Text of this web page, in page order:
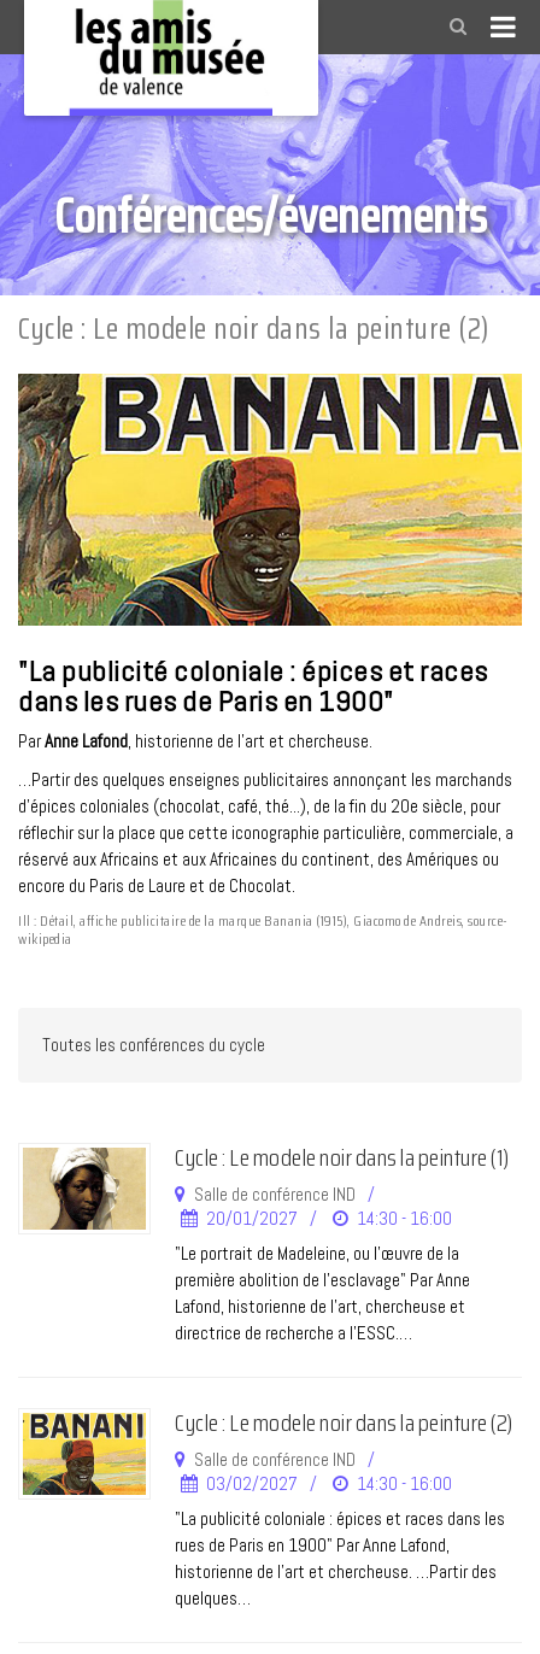
Conférences/évenements
Cycle : Le modele noir dans la peinture (2)
"La publicité coloniale : épices et races
dans les rues de Paris en 1900"
ParAnne Lafond, historienne de l’art et chercheuse.
…Partir des quelques enseignes publicitaires annonçant les marchands
d'épices coloniales (chocolat, café, thé...), de la fin du 20e siècle, pour
réflechir sur la place que cette iconographie particulière, commerciale, a
réservé aux Africains et aux Africaines du continent, des Amériques ou
encore du Paris de Laure et de Chocolat.
Ill : Détail, affiche publicitaire de la marque Banania (1915), Giacomo de Andreis, source-
wikipedia
Cycle : Le modele noir dans la peinture (1)
Salle de conférence IND
20/01/2027
14:30 - 16:00
"Le portrait de Madeleine, ou l'œuvre de la
première abolition de l'esclavage" Par Anne
Lafond, historienne de l’art, chercheuse et
directrice de recherche a l'ESSC.…
Cycle : Le modele noir dans la peinture (2)
Salle de conférence IND
03/02/2027
14:30 - 16:00
"La publicité coloniale : épices et races dans les
rues de Paris en 1900" Par Anne Lafond,
historienne de l’art et chercheuse. …Partir des
quelques…